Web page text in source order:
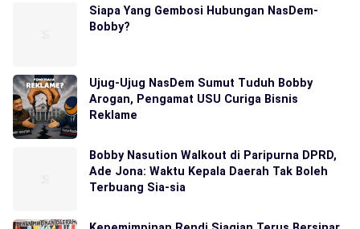
Siapa Yang Gembosi Hubungan NasDem-
Bobby?
Ujug-Ujug NasDem Sumut Tuduh Bobby
Arogan, Pengamat USU Curiga Bisnis
Reklame
Bobby Nasution Walkout di Paripurna DPRD,
Ade Jona: Waktu Kepala Daerah Tak Boleh
Terbuang Sia-sia